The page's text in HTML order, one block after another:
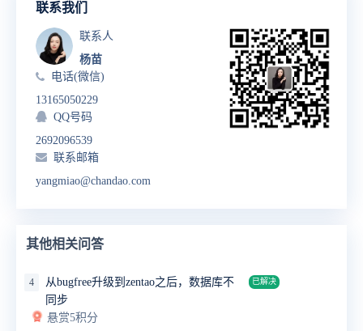
联系我们
联系人
杨苗
电话(微信)
13165050229
QQ号码
2692096539
联系邮箱
yangmiao@chandao.com
其他相关问答
4
从bugfree升级到zentao之后，数据库不
同步
已解决
悬赏5积分